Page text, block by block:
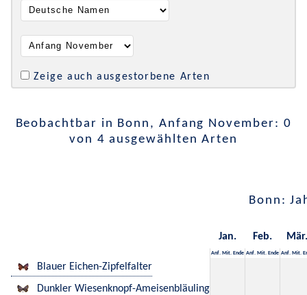
Zeige auch ausgestorbene Arten
Beobachtbar in Bonn, Anfang November: 0
von 4 ausgewählten Arten
Bonn:
Jan. Feb. Mär.
Anf. Mit. Ende Anf. Mit. Ende Anf. Mit.
Blauer Eichen-Zipfelfalter
Dunkler Wiesenknopf-Ameisenbläuling